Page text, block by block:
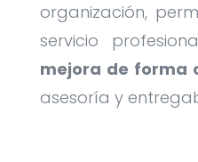
organización,
servicio
mejora de forma
asesoría y